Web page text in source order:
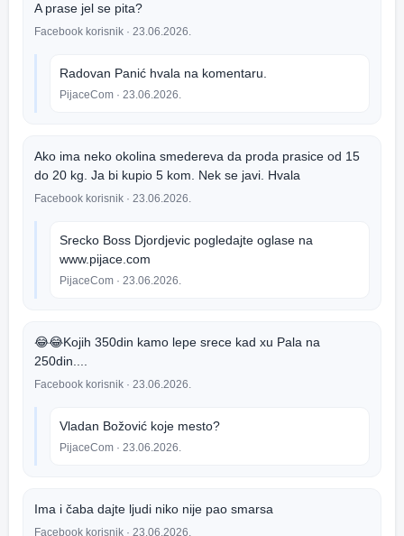
A prase jel se pita?
Facebook korisnik · 23.06.2026.
Radovan Panić hvala na komentaru.
PijaceCom · 23.06.2026.
Ako ima neko okolina smedereva da proda prasice od 15
do 20 kg. Ja bi kupio 5 kom. Nek se javi. Hvala
Facebook korisnik · 23.06.2026.
Srecko Boss Djordjevic pogledajte oglase na
www.pijace.com
PijaceCom · 23.06.2026.
😂😂Kojih 350din kamo lepe srece kad xu Pala na
250din....
Facebook korisnik · 23.06.2026.
Vladan Božović koje mesto?
PijaceCom · 23.06.2026.
Ima i čaba dajte ljudi niko nije pao smarsa
Facebook korisnik · 23.06.2026.